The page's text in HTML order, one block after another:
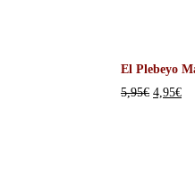
El Plebeyo
5,95€ 4,95€